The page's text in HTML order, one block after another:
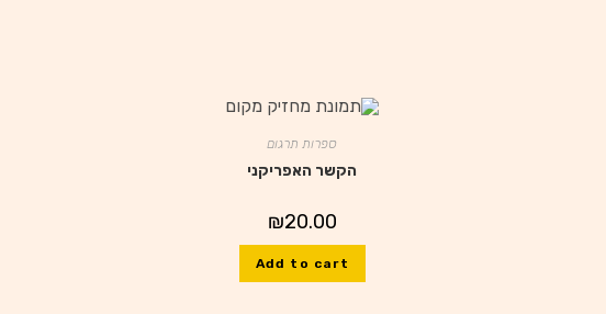
ספרות תרגום
הקשר האפריקני
₪20.00
Add to cart